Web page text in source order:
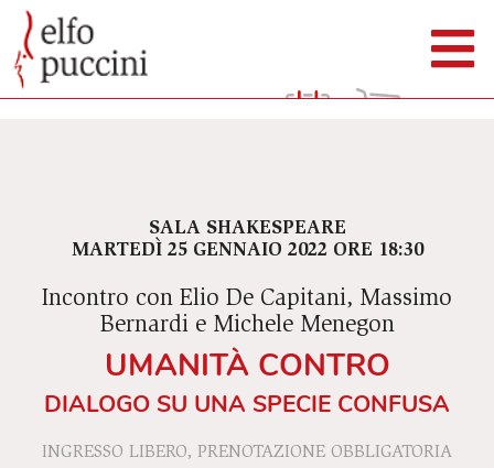
SALA SHAKESPEARE
MARTEDÌ 25 GENNAIO 2022 ORE 18:30
Incontro con Elio De Capitani, Massimo
Bernardi e Michele Menegon
UMANITÀ CONTRO
DIALOGO SU UNA SPECIE CONFUSA
INGRESSO LIBERO, PRENOTAZIONE OBBLIGATORIA